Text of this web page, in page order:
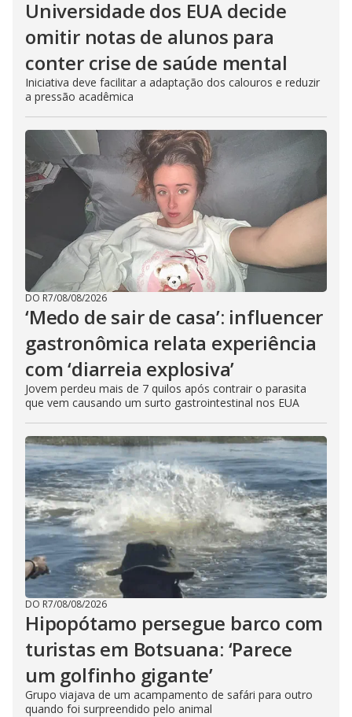
Universidade dos EUA decide
omitir notas de alunos para
conter crise de saúde mental
Iniciativa deve facilitar a adaptação dos calouros e reduzir
a pressão acadêmica
DO R7/08/08/2026
‘Medo de sair de casa’: influencer
gastronômica relata experiência
com ‘diarreia explosiva’
Jovem perdeu mais de 7 quilos após contrair o parasita
que vem causando um surto gastrointestinal nos EUA
DO R7/08/08/2026
Hipopótamo persegue barco com
turistas em Botsuana: ‘Parece
um golfinho gigante’
Grupo viajava de um acampamento de safári para outro
quando foi surpreendido pelo animal